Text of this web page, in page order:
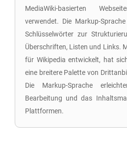
MediaWiki-basierten
verwendet. Die Markup-
Schlüsselwörter zur
Überschriften, Listen und Links.
für Wikipedia entwickelt, hat
eine breitere Palette von
Die Markup-Sprache
Bearbeitung und das
Plattformen.